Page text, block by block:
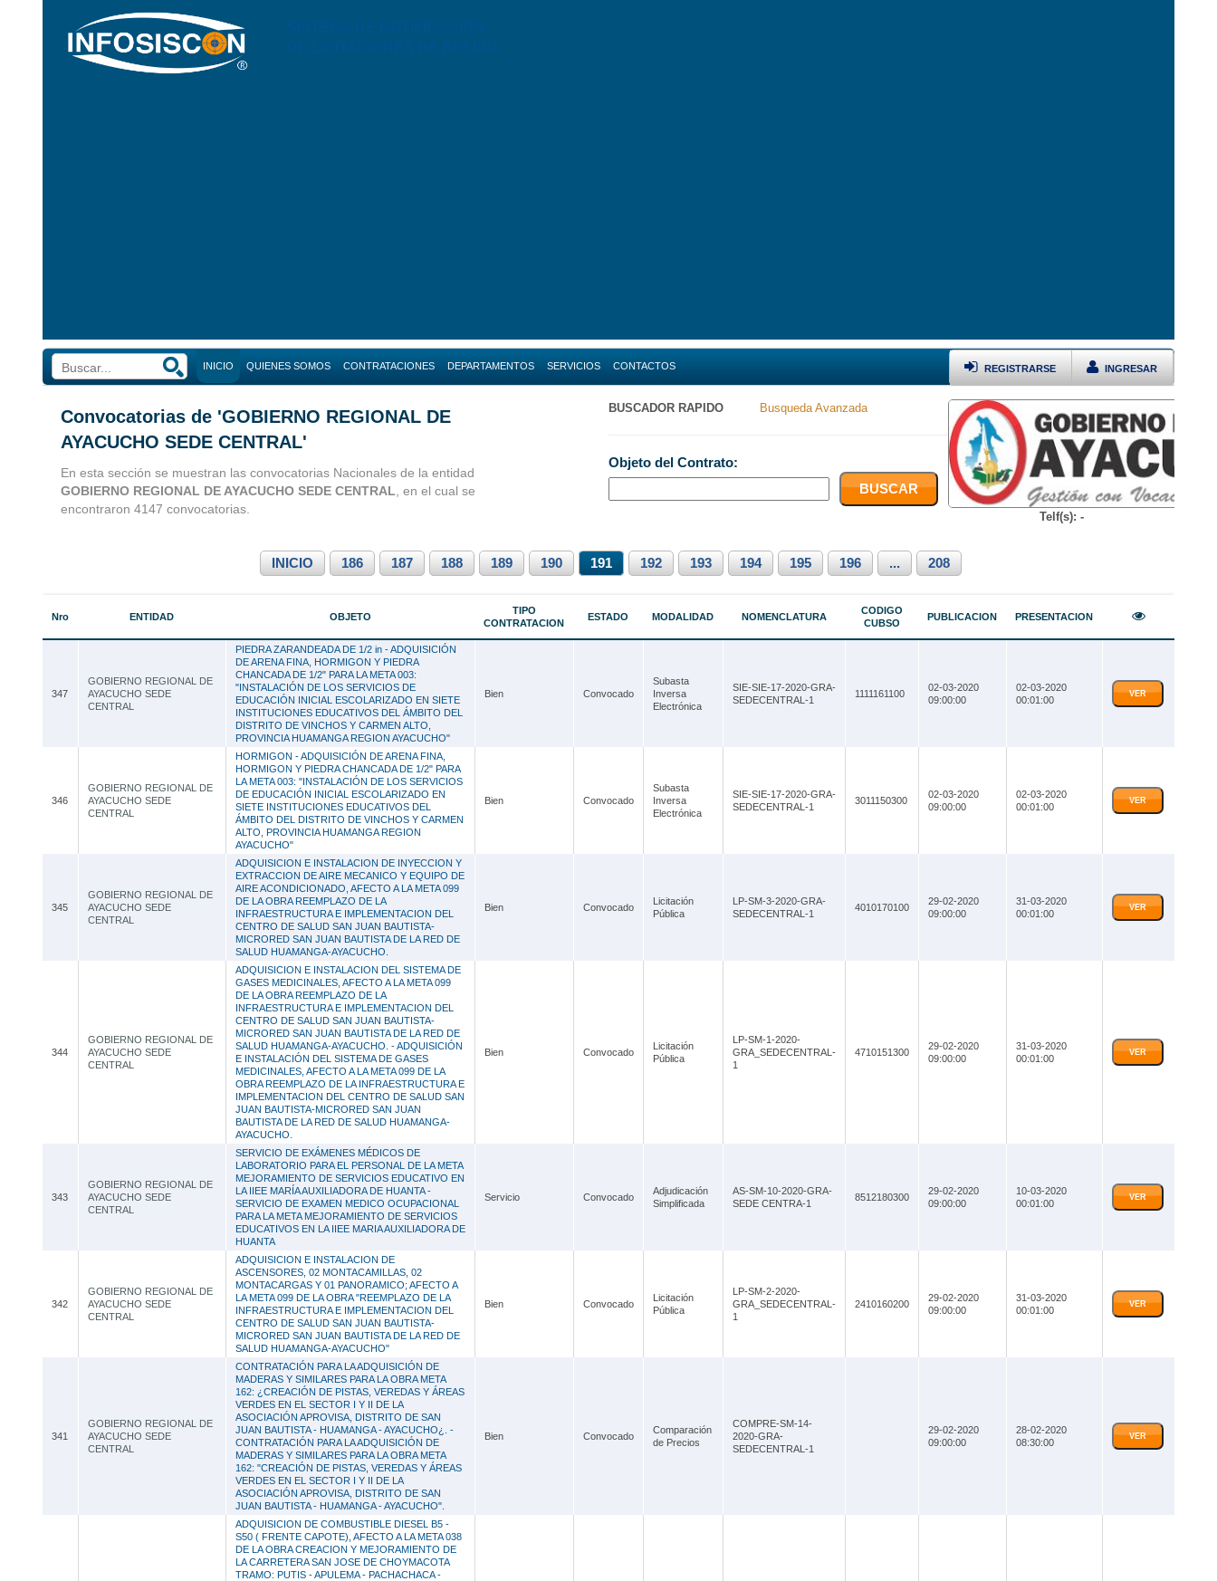
INICIO QUIENES SOMOS CONTRATACIONES
Consultorias Perú
DEPARTAMENTOS
Apurímac
Arequipa
Cajamarca
Cusco
Huancavelica
Huánuco
La Libertad
Lambayeque
Madre de Dios
Moquegua
SERVICIOS CONTACTOS INGRESAR
REGISTRARSE
Convocatorias de 'GOBIERNO REGIONAL DE
AYACUCHO SEDE CENTRAL'
En esta sección se muestran las convocatorias Nacionales de la entidad
GOBIERNO REGIONAL DE AYACUCHO SEDE CENTRAL , en el cual se
encontraron 4147 convocatorias.
BUSCADOR RAPIDO Busqueda Avanzada
Objeto del Contrato:
Telf(s): -
INICIO 186 187 188 189 190 191 192 193 194 195 196 ... 208
Nro ENTIDAD OBJETO
TIPO
CONTRATACION
ESTADO MODALIDAD NOMENCLATURA
CODIGO
CUBSO
PUBLICACION PRESENTACION
347
GOBIERNO REGIONAL DE
AYACUCHO SEDE
CENTRAL
PIEDRA ZARANDEADA DE 1/2 in - ADQUISICIÓN
DE ARENA FINA, HORMIGON Y PIEDRA
CHANCADA DE 1/2" PARA LA META 003:
"INSTALACIÓN DE LOS SERVICIOS DE
EDUCACIÓN INICIAL ESCOLARIZADO EN SIETE
INSTITUCIONES EDUCATIVOS DEL ÁMBITO DEL
DISTRITO DE VINCHOS Y CARMEN ALTO,
PROVINCIA HUAMANGA REGION AYACUCHO"
Bien Convocado
Subasta
Inversa
Electrónica
SIE-SIE-17-2020-GRA-
SEDECENTRAL-1
1111161100
02-03-2020
09:00:00
02-03-2020
00:01:00
VER
346
GOBIERNO REGIONAL DE
AYACUCHO SEDE
CENTRAL
HORMIGON - ADQUISICIÓN DE ARENA FINA,
HORMIGON Y PIEDRA CHANCADA DE 1/2" PARA
LA META 003: "INSTALACIÓN DE LOS SERVICIOS
DE EDUCACIÓN INICIAL ESCOLARIZADO EN
SIETE INSTITUCIONES EDUCATIVOS DEL
ÁMBITO DEL DISTRITO DE VINCHOS Y CARMEN
ALTO, PROVINCIA HUAMANGA REGION
AYACUCHO"
Bien Convocado
Subasta
Inversa
Electrónica
SIE-SIE-17-2020-GRA-
SEDECENTRAL-1
3011150300
02-03-2020
09:00:00
02-03-2020
00:01:00
VER
345
GOBIERNO REGIONAL DE
AYACUCHO SEDE
CENTRAL
ADQUISICION E INSTALACION DE INYECCION Y
EXTRACCION DE AIRE MECANICO Y EQUIPO DE
AIRE ACONDICIONADO, AFECTO A LA META 099
DE LA OBRA REEMPLAZO DE LA
INFRAESTRUCTURA E IMPLEMENTACION DEL
CENTRO DE SALUD SAN JUAN BAUTISTA-
MICRORED SAN JUAN BAUTISTA DE LA RED DE
SALUD HUAMANGA-AYACUCHO.
Bien Convocado
Licitación
Pública
LP-SM-3-2020-GRA-
SEDECENTRAL-1
4010170100
29-02-2020
09:00:00
31-03-2020
00:01:00
VER
344
GOBIERNO REGIONAL DE
AYACUCHO SEDE
CENTRAL
ADQUISICION E INSTALACION DEL SISTEMA DE
GASES MEDICINALES, AFECTO A LA META 099
DE LA OBRA REEMPLAZO DE LA
INFRAESTRUCTURA E IMPLEMENTACION DEL
CENTRO DE SALUD SAN JUAN BAUTISTA-
MICRORED SAN JUAN BAUTISTA DE LA RED DE
SALUD HUAMANGA-AYACUCHO. - ADQUISICIÓN
E INSTALACIÓN DEL SISTEMA DE GASES
MEDICINALES, AFECTO A LA META 099 DE LA
OBRA REEMPLAZO DE LA INFRAESTRUCTURA E
IMPLEMENTACION DEL CENTRO DE SALUD SAN
JUAN BAUTISTA-MICRORED SAN JUAN
BAUTISTA DE LA RED DE SALUD HUAMANGA-
AYACUCHO.
Bien Convocado
Licitación
Pública
LP-SM-1-2020-
GRA_SEDECENTRAL-
1
4710151300
29-02-2020
09:00:00
31-03-2020
00:01:00
VER
343
GOBIERNO REGIONAL DE
AYACUCHO SEDE
CENTRAL
SERVICIO DE EXÁMENES MÉDICOS DE
LABORATORIO PARA EL PERSONAL DE LA META
MEJORAMIENTO DE SERVICIOS EDUCATIVO EN
LA IIEE MARÍA AUXILIADORA DE HUANTA -
SERVICIO DE EXAMEN MEDICO OCUPACIONAL
PARA LA META MEJORAMIENTO DE SERVICIOS
EDUCATIVOS EN LA IIEE MARIA AUXILIADORA DE
HUANTA
Servicio Convocado
Adjudicación
Simplificada
AS-SM-10-2020-GRA-
SEDE CENTRA-1
8512180300
29-02-2020
09:00:00
10-03-2020
00:01:00
VER
342
GOBIERNO REGIONAL DE
AYACUCHO SEDE
CENTRAL
ADQUISICION E INSTALACION DE
ASCENSORES, 02 MONTACAMILLAS, 02
MONTACARGAS Y 01 PANORAMICO; AFECTO A
LA META 099 DE LA OBRA "REEMPLAZO DE LA
INFRAESTRUCTURA E IMPLEMENTACION DEL
CENTRO DE SALUD SAN JUAN BAUTISTA-
MICRORED SAN JUAN BAUTISTA DE LA RED DE
SALUD HUAMANGA-AYACUCHO"
Bien Convocado
Licitación
Pública
LP-SM-2-2020-
GRA_SEDECENTRAL-
1
2410160200
29-02-2020
09:00:00
31-03-2020
00:01:00
VER
341
GOBIERNO REGIONAL DE
AYACUCHO SEDE
CENTRAL
CONTRATACIÓN PARA LA ADQUISICIÓN DE
MADERAS Y SIMILARES PARA LA OBRA META
162: ¿CREACIÓN DE PISTAS, VEREDAS Y ÁREAS
VERDES EN EL SECTOR I Y II DE LA
ASOCIACIÓN APROVISA, DISTRITO DE SAN
JUAN BAUTISTA - HUAMANGA - AYACUCHO¿. -
CONTRATACIÓN PARA LA ADQUISICIÓN DE
MADERAS Y SIMILARES PARA LA OBRA META
162: "CREACIÓN DE PISTAS, VEREDAS Y ÁREAS
VERDES EN EL SECTOR I Y II DE LA
ASOCIACIÓN APROVISA, DISTRITO DE SAN
JUAN BAUTISTA - HUAMANGA - AYACUCHO".
Bien Convocado
Comparación
de Precios
COMPRE-SM-14-
2020-GRA-
SEDECENTRAL-1
29-02-2020
09:00:00
28-02-2020
08:30:00
VER
ADQUISICION DE COMBUSTIBLE DIESEL B5 -
S50 ( FRENTE CAPOTE), AFECTO A LA META 038
DE LA OBRA CREACION Y MEJORAMIENTO DE
LA CARRETERA SAN JOSE DE CHOYMACOTA
TRAMO: PUTIS - APULEMA - PACHACHACA -